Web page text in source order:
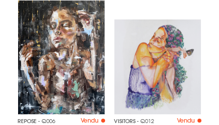
REPOSE - Q006 Vendu VISITORS - Q012 Vendu